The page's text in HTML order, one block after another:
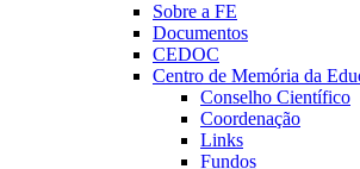
Sobre a FE
Documentos
CEDOC
Centro de Memória da
Conselho Científico
Coordenação
Links
Fundos